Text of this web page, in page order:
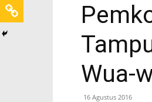
Wua-
16 Agustus 2016